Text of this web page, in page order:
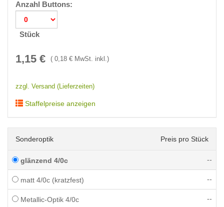
Anzahl Buttons:
Stück
1,15 € ( 0,18 € MwSt. inkl.)
zzgl. Versand (Lieferzeiten)
Staffelpreise anzeigen
Sonderoptik Preis pro Stück
glänzend 4/0c --
matt 4/0c (kratzfest) --
Metallic-Optik 4/0c --